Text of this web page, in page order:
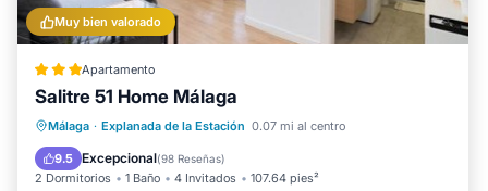
Muy bien valorado
Apartamento
Salitre 51 Home Málaga
Málaga · Explanada de la Estación 0.07 mi al centro
9.5 Excepcional(98 Reseñas)
2 Dormitorios 1 Baño 4 Invitados 107.64 pies²
Vistas Aire acondicionado
Internet
Apto para niños